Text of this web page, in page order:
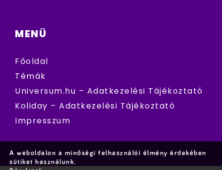
MENÜ
Főoldal
Témák
Universum.hu – Adatkezelési Tájékoztató
Koliday – Adatkezelési Tájékoztató
Impresszum
A weboldalon a minőségi felhasználói élmény érdekében
sütiket használunk.